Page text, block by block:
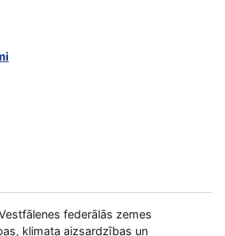
federālās zemes
klimata aizsardzības un